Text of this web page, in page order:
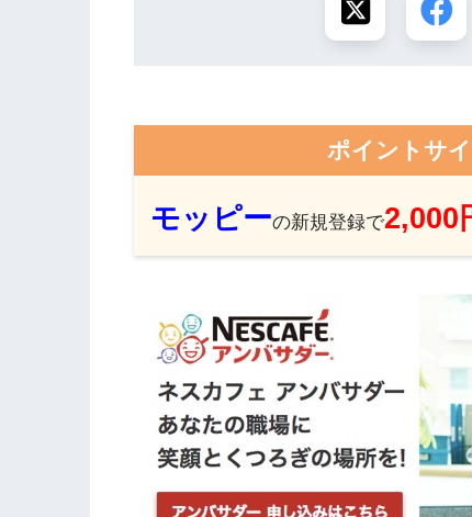
ポイントサ
モッピーの新規登録で2,000